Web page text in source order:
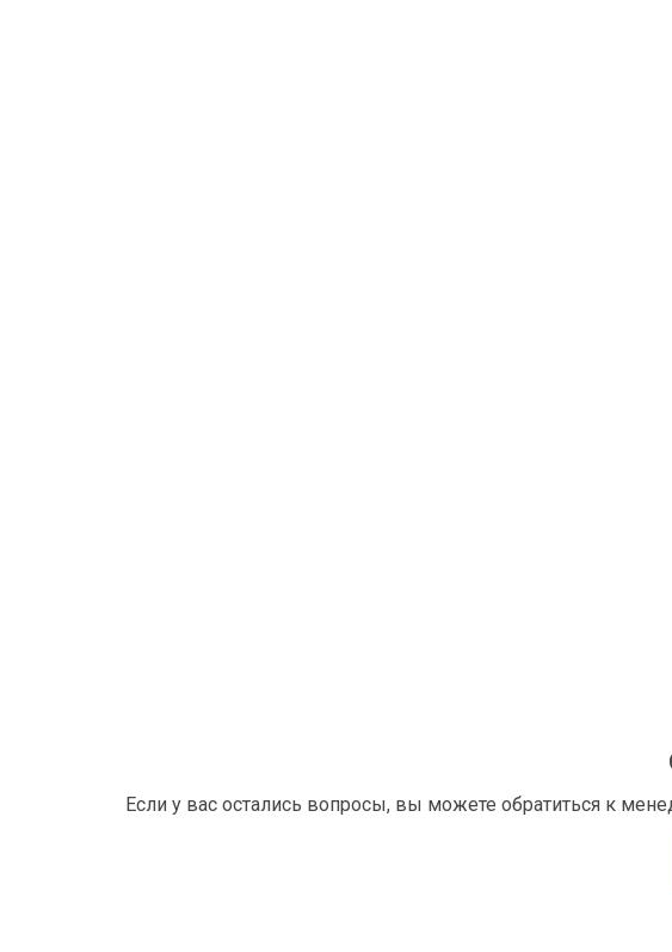
Если у вас остались вопросы, вы можете обратиться к